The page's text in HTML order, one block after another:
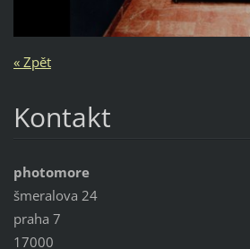
« Zpět
Kontakt
photomore
šmeralova 24
praha 7
17000